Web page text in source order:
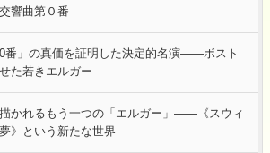
響曲第０番
0番」の真価を証明した決定的名演――ボスト
た若きエルガー
かれるもう一つの「エルガー」――《スウィ
》という新たな世界